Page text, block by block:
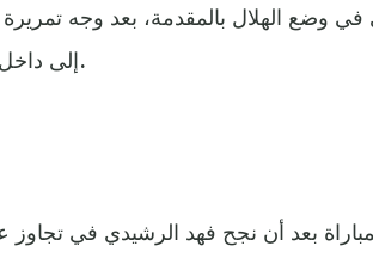
في وضع الهلال بالمقدمة، بعد وجه
إلى داخل شباك التعاون في الدقيقة 32.
بعد أن نجح فهد الرشيدي في تجاوز